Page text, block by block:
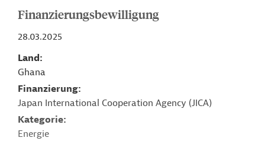
Finanzierungsbewilligung
28.03.2025
Land
Ghana
Finanzierung
Japan International Cooperation Agency (JICA)
Kategorie
Energie